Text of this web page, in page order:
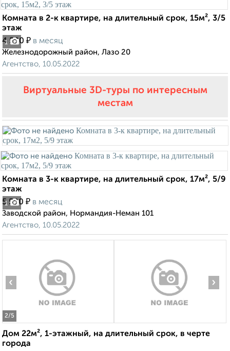
1
Комната в 2-к квартире, на длительный срок, 15м², 3/5
этаж
4 500 ₽ в месяц
Железнодорожный район, Лазо 20
Агентство, 10.05.2022
Виртуальные 3D-туры по интересным
местам
1
Комната в 3-к квартире, на длительный срок, 17м², 5/9
этаж
5 500 ₽ в месяц
Заводской район, Нормандия-Неман 101
Агентство, 10.05.2022
2/5
‹ ›
Дом 22м², 1-этажный, на длительный срок, в черте
города